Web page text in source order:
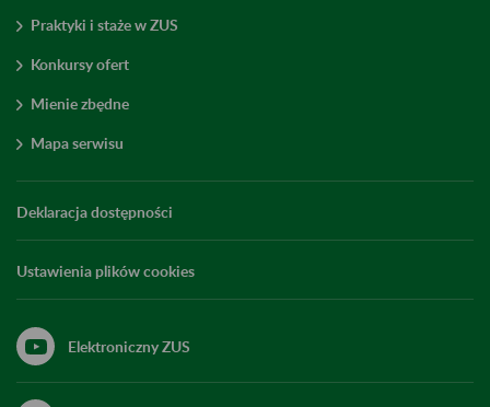
Praktyki i staże w ZUS
Konkursy ofert
Mienie zbędne
Mapa serwisu
Deklaracja dostępności
Ustawienia plików cookies
Elektroniczny ZUS